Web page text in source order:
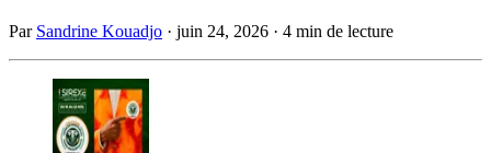
Par Sandrine Kouadjo · juin 24, 2026 · 4 min de lecture